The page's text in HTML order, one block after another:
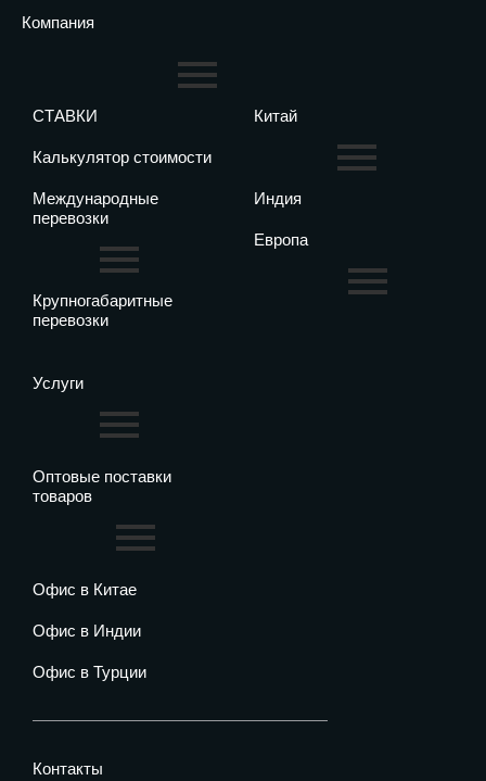
Компания
СТАВКИ
Калькулятор стоимости
Международные
перевозки
Крупногабаритные
перевозки
Китай
Индия
Европа
Услуги
Оптовые поставки
товаров
Офис в Китае
Офис в Индии
Офис в Турции
Контакты